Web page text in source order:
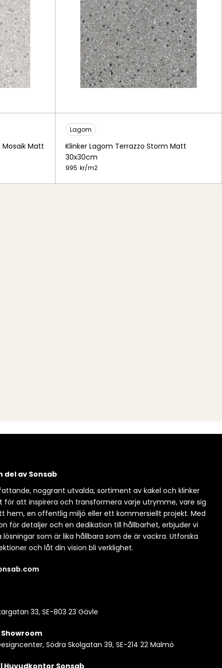
Mosaik Matt
Lagom
Klinker Lagom Terrazzo Storm Matt
30x30cm
995 kr/m2
del av Sonsab
noggrant utvalda, sortiment av kakel och klinker
för att inspirera och transformera varje utrymme, vare sig
hem, en offentlig miljö eller ett kommersiellt projekt. Med
för detaljer och en dedikation till hållbarhet, erbjuder vi
lösningar som är lika hållbara som de är vackra. Utforska
och låt din vision bli verklighet.
33, SE-803 23 Gävle
Södra Skolgatan 39, SE-214 22 Malmö
Huvudkontor Sonsab